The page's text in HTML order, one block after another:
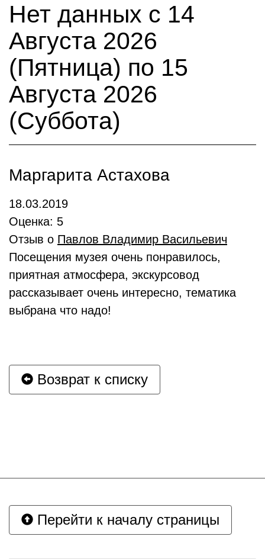
Нет данных с 14
Августа 2026
(Пятница) по 15
Августа 2026
(Суббота)
Маргарита Астахова
18.03.2019
Оценка: 5
Отзыв о Павлов Владимир Васильевич
Посещения музея очень понравилось,
приятная атмосфера, экскурсовод
рассказывает очень интересно, тематика
выбрана что надо!
Возврат к списку
Перейти к началу страницы